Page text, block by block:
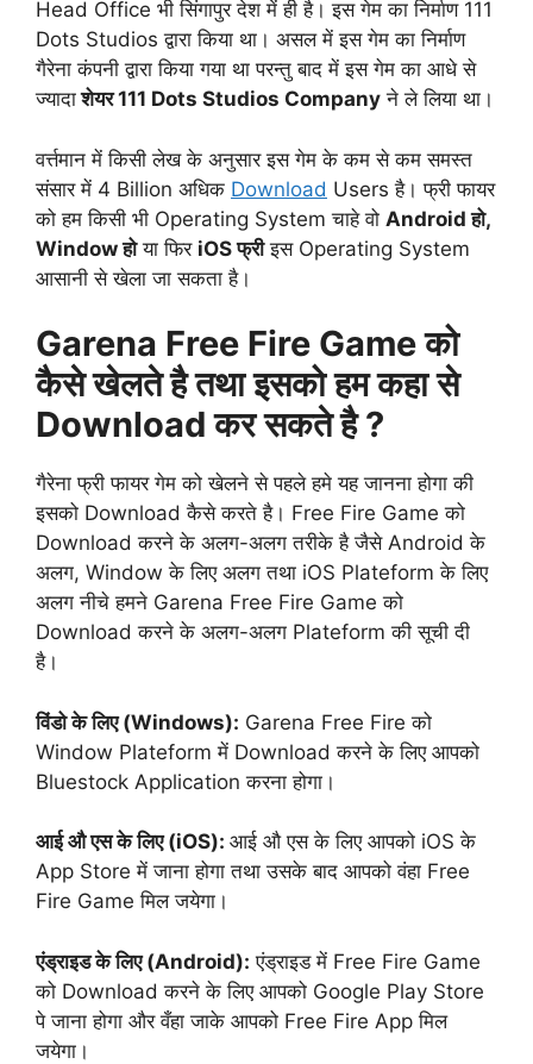
Head Office भी सिंगापुर देश में ही है। इस गेम का निर्माण 111
Dots Studios द्वारा किया था। असल में इस गेम का निर्माण
गैरेना कंपनी द्वारा किया गया था परन्तु बाद में इस गेम का आधे से
ज्यादाशेयर 111 Dots Studios Company ने ले लिया था।
वर्त्तमान में किसी लेख के अनुसार इस गेम के कम से कम समस्त
संसार में 4 Billion अधिक Download Users है। फ्री फायर
को हम किसी भी Operating System चाहे वो Android हो,
Window होया फिर iOS फ्रीइस Operating System
आसानी से खेला जा सकता है।
Garena Free Fire Game को
कैसे खेलते है तथा इसको हम कहा से
Download कर सकते है ?
गैरेना फ्री फायर गेम को खेलने से पहले हमे यह जानना होगा की
इसको Download कैसे करते है। Free Fire Game को
Download करने के अलग-अलग तरीके है जैसे Android के
अलग, Window के लिए अलग तथा iOS Plateform के लिए
अलग नीचे हमने Garena Free Fire Game को
Download करने के अलग-अलग Plateform की सूची दी
है।
विंडो के लिए (Windows): Garena Free Fire को
Window Plateform में Download करने के लिए आपको
Bluestock Application करना होगा।
आई औ एस के लिए (iOS): आई औ एस के लिए आपको iOS के
App Store में जाना होगा तथा उसके बाद आपको वंहा Free
Fire Game मिल जयेगा।
एंड्राइड के लिए (Android): एंड्राइड में Free Fire Game
को Download करने के लिए आपको Google Play Store
पे जाना होगा और वँहा जाके आपको Free Fire App मिल
जयेगा।